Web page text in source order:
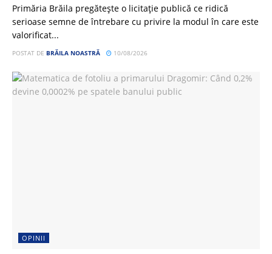
Primăria Brăila pregătește o licitație publică ce ridică
serioase semne de întrebare cu privire la modul în care este
valorificat...
POSTAT DE BRĂILA NOASTRĂ 10/08/2026
OPINII